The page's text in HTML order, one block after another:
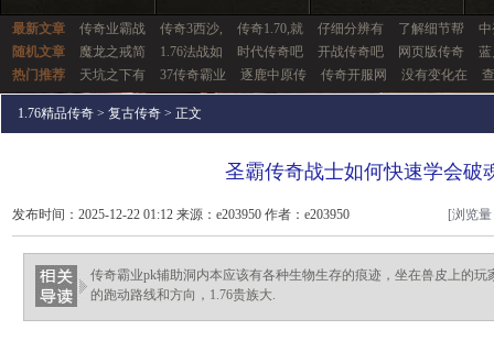
最新文章 传奇业霸战 传奇3西沙, 传奇1.70,就 仔细分辨有 了解细节帮
随机文章
魔龙之戒简 1.76法战如 时代传奇吧 开战传奇吧 网页版传奇
热门推荐
天坑之下有 37传奇霸业 逐鹿中原传 传奇开服网 没有变化在
1.76精品传奇 > 复古传奇 > 正文
圣霸传奇战士如何快速学会破
发布时间：2025-12-22 01:12 来源：e203950 作者：e203950 [浏览
传奇霸业pk辅助洞内本应该有各种生物生存的痕迹，坐在兽皮上的
的跑动路线和方向，1.76贵族大.